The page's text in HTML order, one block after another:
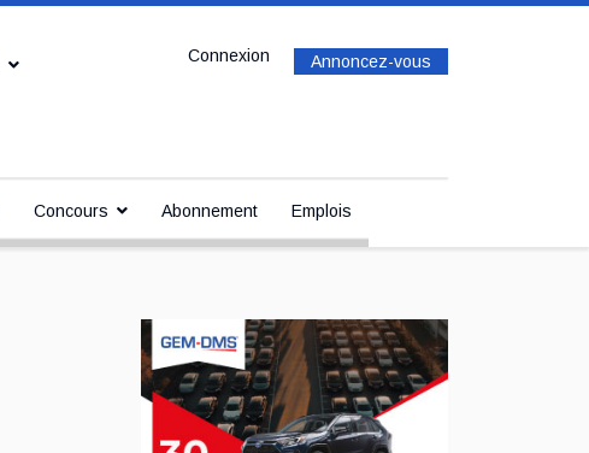
Annoncez-vous
Connexion
Concours Abonnement Emplois